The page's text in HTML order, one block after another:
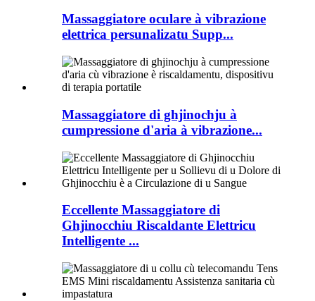
Massaggiatore oculare à vibrazione
elettrica persunalizatu Supp...
Massaggiatore di ghjinochju à
cumpressione d'aria à vibrazione...
Eccellente Massaggiatore di
Ghjinocchiu Riscaldante Elettricu
Intelligente ...